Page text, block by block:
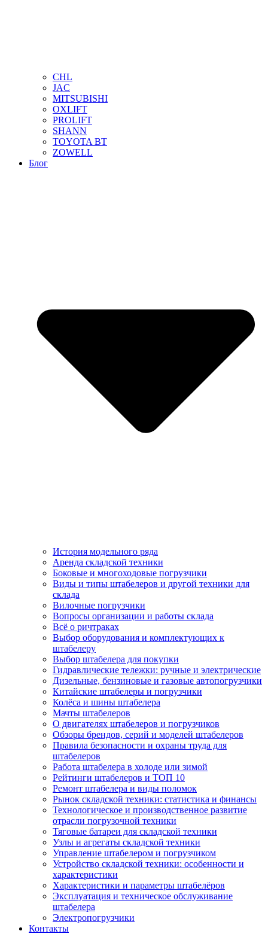
CHL
JAC
MITSUBISHI
OXLIFT
PROLIFT
SHANN
TOYOTA BT
ZOWELL
Блог
История модельного ряда
Аренда складской техники
Боковые и многоходовые погрузчики
Виды и типы штабелеров и другой техники для
склада
Вилочные погрузчики
Вопросы организации и работы склада
Всё о ричтраках
Выбор оборудования и комплектующих к
штабелеру
Выбор штабелера для покупки
Гидравлические тележки: ручные и электрические
Дизельные, бензиновые и газовые автопогрузчики
Китайские штабелеры и погрузчики
Колёса и шины штабелера
Мачты штабелеров
О двигателях штабелеров и погрузчиков
Обзоры брендов, серий и моделей штабелеров
Правила безопасности и охраны труда для
штабелеров
Работа штабелера в холоде или зимой
Рейтинги штабелеров и ТОП 10
Ремонт штабелера и виды поломок
Рынок складской техники: статистика и финансы
Технологическое и производственное развитие
отрасли погрузочной техники
Тяговые батареи для складской техники
Узлы и агрегаты складской техники
Управление штабелером и погрузчиком
Устройство складской техники: особенности и
характеристики
Характеристики и параметры штабелёров
Эксплуатация и техническое обслуживание
штабелера
Электропогрузчики
Контакты